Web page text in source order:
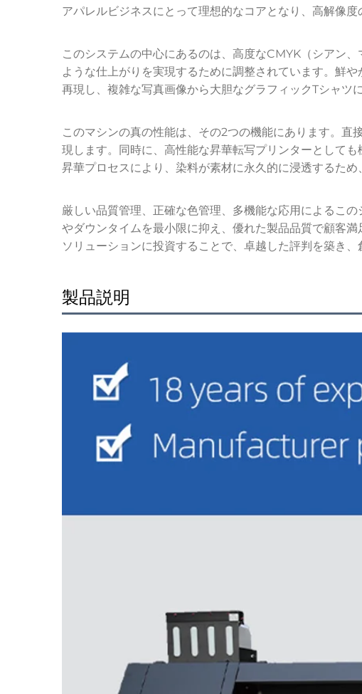
アパレルビジネスにとって理想的なコアとなり、高解像
このシステムの中心にあるのは、高度なCMYK（シアン
ような仕上がりを実現するために調整されています。鮮
再現し、複雑な写真画像から大胆なグラフィックTシャツ
このマシンの真の性能は、その2つの機能にあります。
現します。同時に、高性能な昇華転写プリンターとして
昇華プロセスにより、染料が素材に永久的に浸透するた
厳しい品質管理、正確な色管理、多機能な応用によるこ
やダウンタイムを最小限に抑え、優れた製品品質で顧客
ソリューションに投資することで、卓越した評判を築き、
製品説明